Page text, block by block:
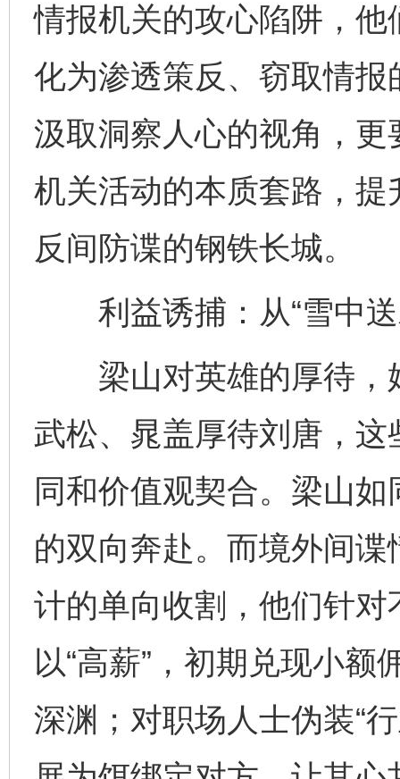
情报机关的攻心陷阱，
化为渗透策反、窃取情
汲取洞察人心的视角，
机关活动的本质套路，
反间防谍的钢铁长城。
利益诱捕：从“雪中送
梁山对英雄的厚待，
武松、晁盖厚待刘唐，
同和价值观契合。梁山
的双向奔赴。而境外间
计的单向收割，他们针
以“高薪”，初期兑现小
深渊；对职场人士伪装“